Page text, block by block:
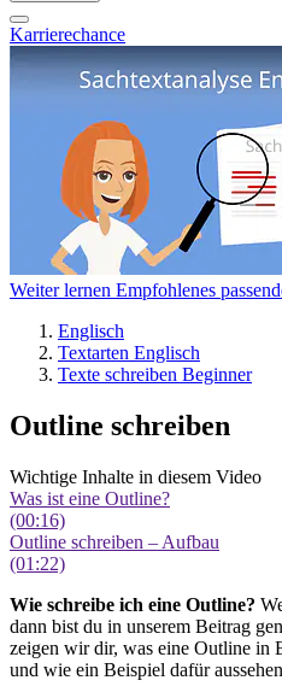
Karrierechance
Weiter lernen Empfohlenes
Englisch
Textarten Englisch
Texte schreiben Beginner
Outline schreiben
Wichtige Inhalte in diesem Video
Was ist eine Outline?
(00:16)
Outline schreiben – Aufbau
(01:22)
Wie schreibe ich eine Outline?
dann bist du in unserem Beitrag
zeigen wir dir, was eine Outline in
und wie ein Beispiel dafür